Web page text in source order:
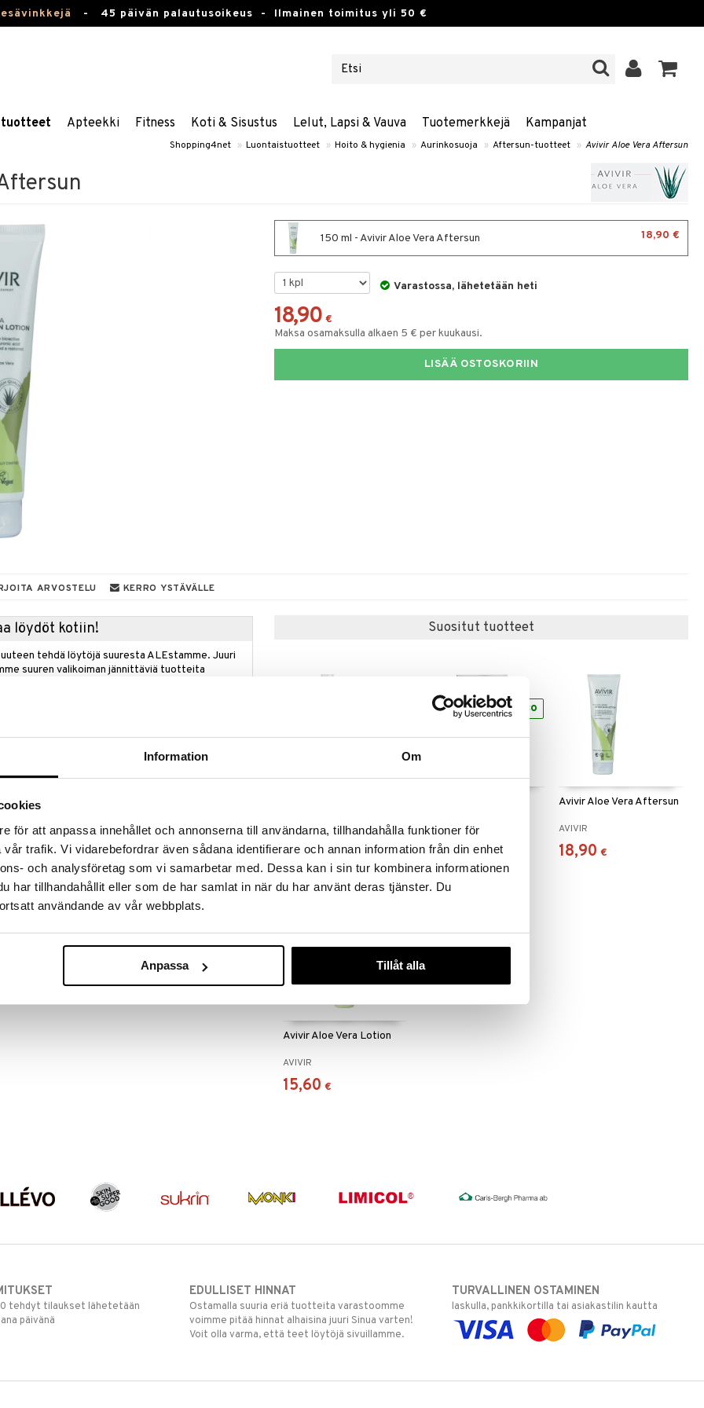
Information Om
för att anpassa innehållet och annonserna till användarna, tillhandahålla funktioner för
trafik. Vi vidarebefordrar även sådana identifierare och annan information från din enhet
och analysföretag som vi samarbetar med. Dessa kan i sin tur kombinera informationen
har tillhandahållit eller som de har samlat in när du har använt deras tjänster. Du
användande av vår webbplats.
Anpassa Tillåt alla
- 45 päivän palautusoikeus - Ilmainen toimitus yli 50 €
Apteekki Fitness Koti & Sisustus Lelut, Lapsi & Vauva Tuotemerkkejä Kampanjat
Shopping4net » Luontaistuotteet » Hoito & hygienia » Aurinkosuoja » Aftersun-tuotteet » Avivir Aloe Vera Aftersun
150 ml - Avivir Aloe Vera Aftersun 18,90 €
Varastossa, lähetetään heti
18,90 €
Maksa osamaksulla alkaen 5 € per kuukausi.
LISÄÄ OSTOSKORIIN
ARVOSTELU KERRO YSTÄVÄLLE
löydöt kotiin!
tehdä löytöjä suuresta ALEstamme. Juuri
suuren valikoiman jännittäviä tuotteita
ale-löydöt »
ekologista aloe veraa joka tukee ihon
jälkeen. On tärkeää vahvistaa ihon
koska UV-säteet voivat hajoittaa ihon
allergisia reaktioita ja nopeuttaa ihon
viilentävästi ja kosteuttavasti. Se korjaa,
Korkea aloe vera-pitoisuus valmistelee
ainutlaatuista yhdistettä sakkarideistä joka
antaa meille enemmän kuin vain kauniin
Suositut tuotteet
AVIVIR
8,90 €
AVIVIR
12,90 €
eco
Avivir Aloe Vera Aftersun
AVIVIR
18,90 €
Avivir Aloe Vera Lotion
AVIVIR
15,60 €
tehdyt tilaukset lähetetään
päivänä
EDULLISET HINNAT
Ostamalla suuria eriä tuotteita varastoomme
voimme pitää hinnat alhaisina juuri Sinua varten!
Voit olla varma, että teet löytöjä sivuillamme.
TURVALLINEN OSTAMINEN
laskulla, pankkikortilla tai asiakastilin kautta